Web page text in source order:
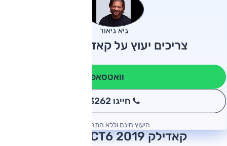
גיא גיאור
צריכים יעוץ על קאדילק CT6?
וואטסאפ
חייגו 3262
היעוץ חינם וללא התחייבות
קאדילק CT6 2019 חוות דעת